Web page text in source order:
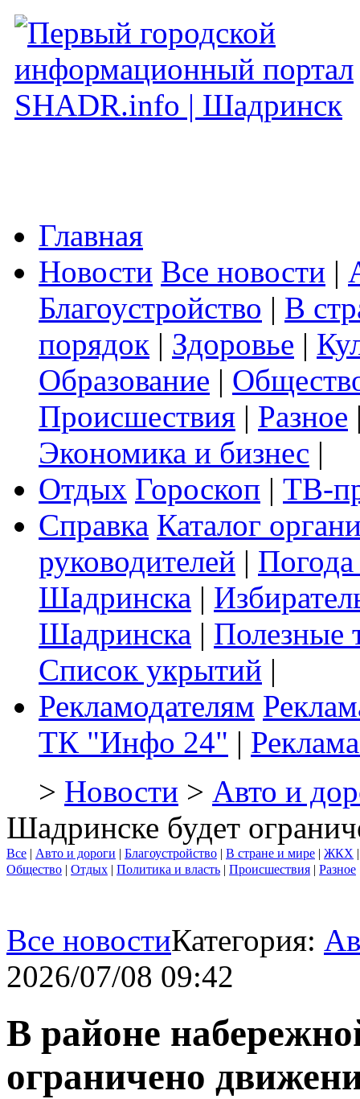
Главная
Новости Все новости |
Благоустройство | В
порядок | Здоровье |
Образование |
Происшествия | Разное
Экономика и бизнес |
Отдых Гороскоп | ТВ-
Справка Каталог
руководителей |
Шадринска |
Шадринска | Полезные
Список укрытий |
Рекламодателям
ТК "Инфо 24" |
> Новости > Авто и
Шадринске будет
Все | Авто и дороги | Благоустройство | В стране и мире | ЖКХ
Общество | Отдых | Политика и власть | Происшествия | Разное
Все новостиКатегория:
2026/07/08 09:42
В районе
ограничено